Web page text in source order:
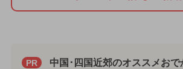
PR 中国･四国近郊のオススメおで